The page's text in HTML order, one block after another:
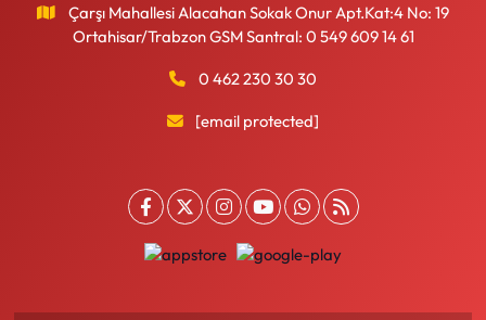
Çarşı Mahallesi Alacahan Sokak Onur Apt.Kat:4 No: 19
Ortahisar/Trabzon GSM Santral: 0 549 609 14 61
0 462 230 30 30
[email protected]